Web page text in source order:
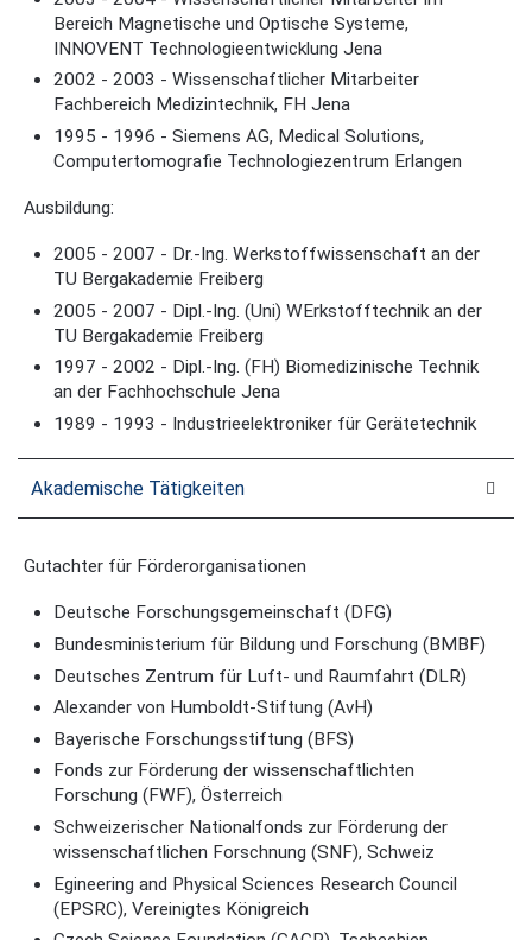
Bereich Magnetische und Optische Systeme,
INNOVENT Technologieentwicklung Jena
2002 - 2003 - Wissenschaftlicher Mitarbeiter
Fachbereich Medizintechnik, FH Jena
1995 - 1996 - Siemens AG, Medical Solutions,
Computertomografie Technologiezentrum Erlangen
Ausbildung:
2005 - 2007 - Dr.-Ing. Werkstoffwissenschaft an der
TU Bergakademie Freiberg
2005 - 2007 - Dipl.-Ing. (Uni) WErkstofftechnik an der
TU Bergakademie Freiberg
1997 - 2002 - Dipl.-Ing. (FH) Biomedizinische Technik
an der Fachhochschule Jena
1989 - 1993 - Industrieelektroniker für Gerätetechnik
Akademische Tätigkeiten
Gutachter für Förderorganisationen
Deutsche Forschungsgemeinschaft (DFG)
Bundesministerium für Bildung und Forschung (BMBF)
Deutsches Zentrum für Luft- und Raumfahrt (DLR)
Alexander von Humboldt-Stiftung (AvH)
Bayerische Forschungsstiftung (BFS)
Fonds zur Förderung der wissenschaftlichten
Forschung (FWF), Österreich
Schweizerischer Nationalfonds zur Förderung der
wissenschaftlichen Forschnung (SNF), Schweiz
Egineering and Physical Sciences Research Council
(EPSRC), Vereinigtes Königreich